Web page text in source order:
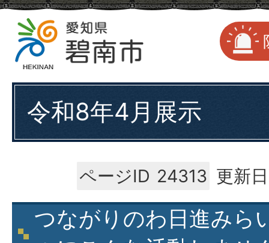
令和8年4月展示
ページID 24313 更新
つながりのわ日進みら